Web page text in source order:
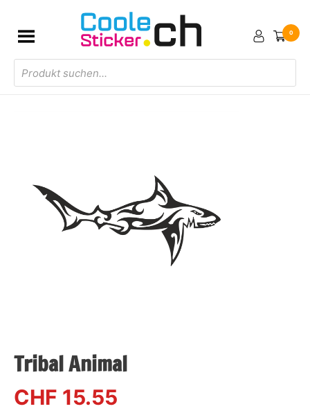
Products
search
0
Tribal Animal
CHF 15.55